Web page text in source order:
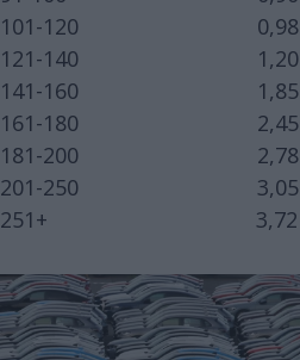
101-120 0,98
121-140 1,20
141-160 1,85
161-180 2,45
181-200 2,78
201-250 3,05
251+ 3,72